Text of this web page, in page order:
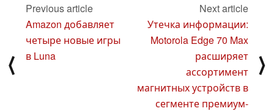
⟨
Previous article
Amazon добавляет
четыре новые игры
в Luna
Next article
Утечка информации:
Motorola Edge 70 Max
расширяет
ассортимент
магнитных устройств в
сегменте премиум-
⟩